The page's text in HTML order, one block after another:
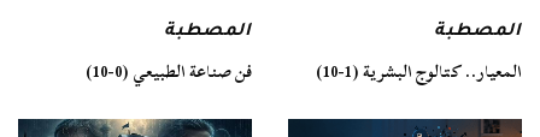
المصطبة
المعيار.. كتالوج البشرية (1-10)
المصطبة
فن صناعة الطبيعي (0-10)